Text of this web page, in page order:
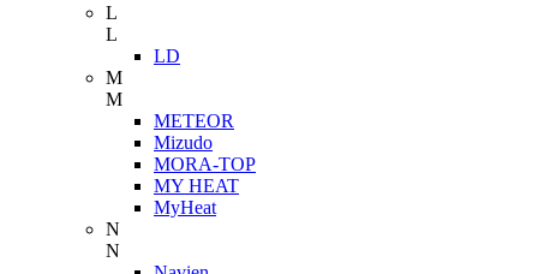
L
L
LD
M
M
METEOR
Mizudo
MORA-TOP
MY HEAT
MyHeat
N
N